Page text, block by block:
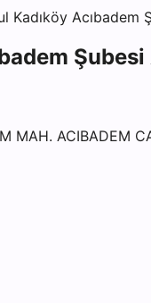
Kadıköy Acıbadem
Şubesi
MAH. ACIBADEM